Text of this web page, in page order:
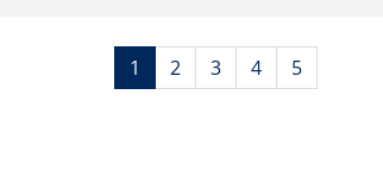
Seiten
blättern
1 2 3 4 5